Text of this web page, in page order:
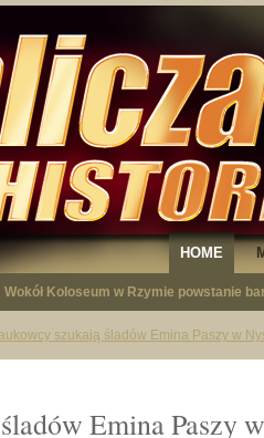
HOME
Wokół Koloseum w Rzymie powstanie
"Niepodległy - opowieść o Januszu
szukają śladów Emina Paszy w
Emina Paszy